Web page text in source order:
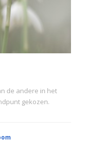
de andere in het
gekozen.